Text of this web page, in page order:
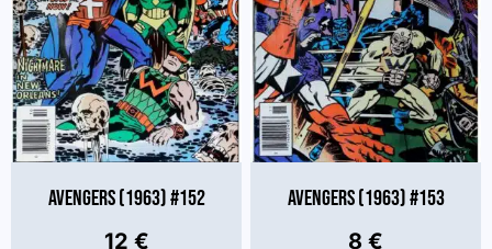
AVENGERS (1963) #152
12 €
AVENGERS (1963) #153
8 €